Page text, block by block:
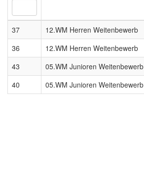
37 12.WM Herren Weitenbewerb
36
12.WM Herren Weitenbewerb
43
05.WM Junioren Weitenbewerb
40
05.WM Junioren Weitenbewerb